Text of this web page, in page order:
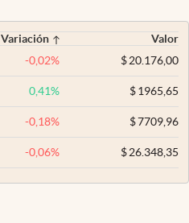
Variación
Valor
-0,02% $20.176,00
0,41% $1965,65
-0,18% $7709,96
-0,06% $26.348,35